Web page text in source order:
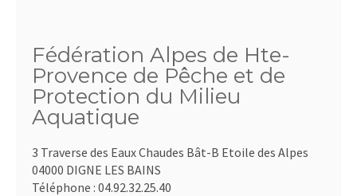
Fédération Alpes de Hte-
Provence de Pêche et de
Protection du Milieu
Aquatique
3 Traverse des Eaux Chaudes Bât-B Etoile des Alpes
04000 DIGNE LES BAINS
Téléphone : 04.92.32.25.40